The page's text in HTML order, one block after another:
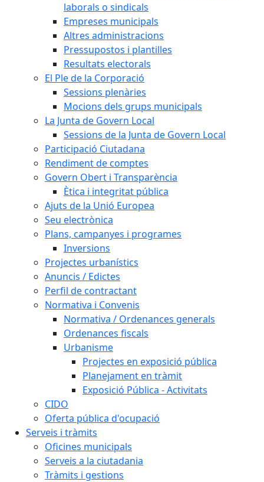
laborals o sindicals
Empreses municipals
Altres administracions
Pressupostos i plantilles
Resultats electorals
El Ple de la Corporació
Sessions plenàries
Mocions dels grups municipals
La Junta de Govern Local
Sessions de la Junta de Govern Local
Participació Ciutadana
Rendiment de comptes
Govern Obert i Transparència
Ètica i integritat pública
Ajuts de la Unió Europea
Seu electrònica
Plans, campanyes i programes
Inversions
Projectes urbanístics
Anuncis / Edictes
Perfil de contractant
Normativa i Convenis
Normativa / Ordenances generals
Ordenances fiscals
Urbanisme
Projectes en exposició pública
Planejament en tràmit
Exposició Pública - Activitats
CIDO
Oferta pública d'ocupació
Serveis i tràmits
Oficines municipals
Serveis a la ciutadania
Tràmits i gestions